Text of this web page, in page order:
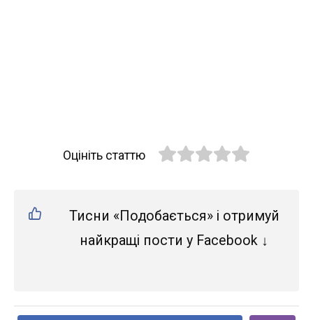
Оцініть статтю
Тисни «Подобається» і отримуй
найкращі пости у Facebook ↓